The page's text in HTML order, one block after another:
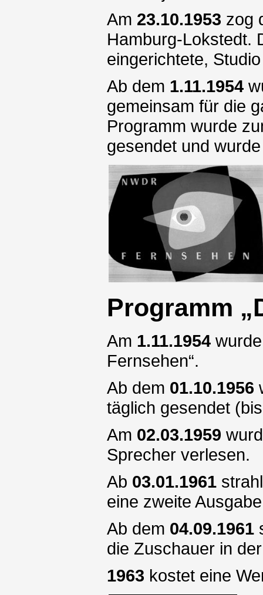
Am 23.10.1953 zog
Hamburg-Lokstedt.
eingerichtete,
Ab dem 1.11.1954
gemeinsam für die
Programm wurde
gesendet und
Programm
Am 1.11.1954
Fernsehen“.
Ab dem 01.10.1956
täglich gesendet
Am 02.03.1959
Sprecher verlesen.
Ab 03.01.1961
eine zweite
Ab dem 04.09.1961
die Zuschauer in
1963 kostet eine